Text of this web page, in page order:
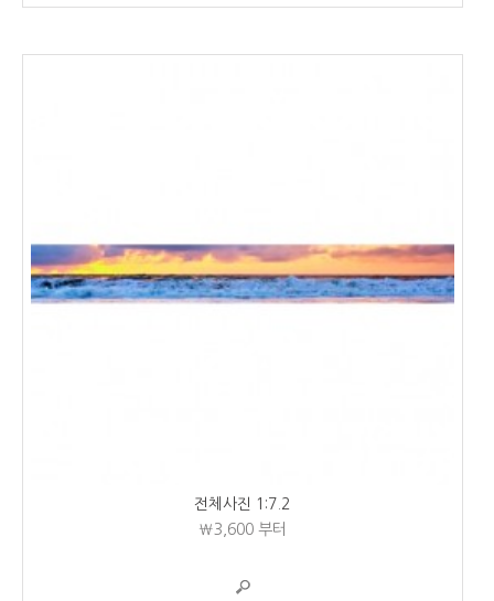
전체사진 1:7.2
₩3,600부터